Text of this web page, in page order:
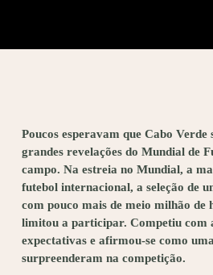
Poucos esperavam que Cabo Verde
grandes revelações do Mundial de
campo. Na estreia no Mundial, a
futebol internacional, a seleção de
com pouco mais de meio milhão de
limitou a participar. Competiu com
expectativas e afirmou-se como
surpreenderam na competição.